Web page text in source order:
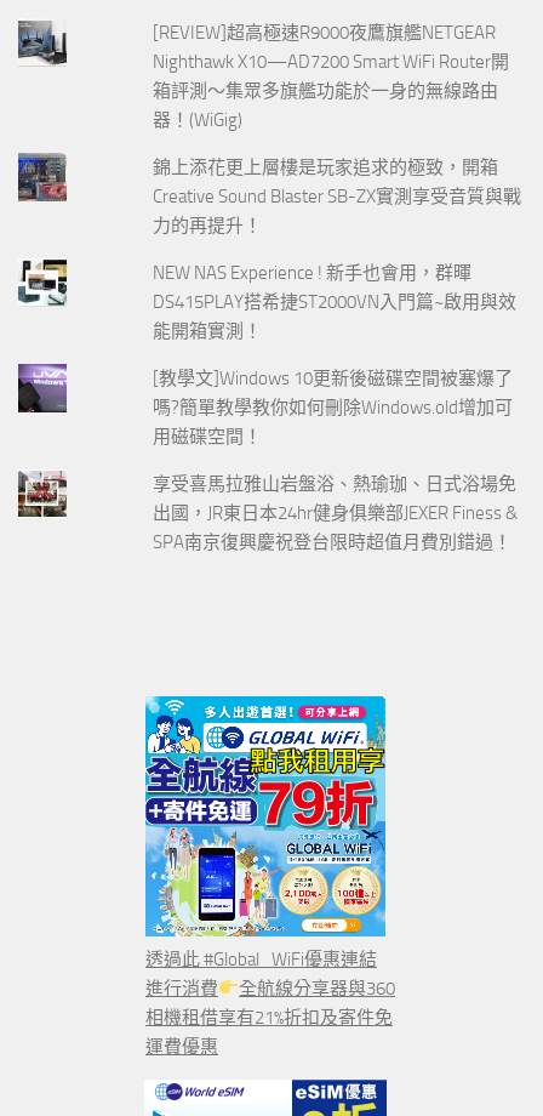
[REVIEW]超高極速R9000夜鷹旗艦NETGEAR
Nighthawk X10—AD7200 Smart WiFi Router開
箱評測～集眾多旗艦功能於一身的無線路由
器！(WiGig)
錦上添花更上層樓是玩家追求的極致，開箱
Creative Sound Blaster SB-ZX實測享受音質與戰
力的再提升！
NEW NAS Experience ! 新手也會用，群暉
DS415PLAY搭希捷ST2000VN入門篇~啟用與效
能開箱實測！
[教學文]Windows 10更新後磁碟空間被塞爆了
嗎?簡單教學教你如何刪除Windows.old增加可
用磁碟空間！
享受喜馬拉雅山岩盤浴、熱瑜珈、日式浴場免
出國，JR東日本24hr健身俱樂部JEXER Finess &
SPA南京復興慶祝登台限時超值月費別錯過！
透過此 #Global_WiFi優惠連結
進行消費
全航線分享器與360
相機租借享有21%折扣及寄件免
運費優惠